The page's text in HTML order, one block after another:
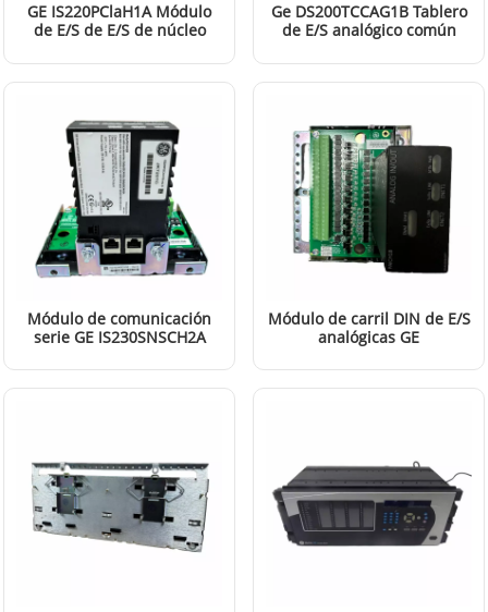
GE IS220PClaH1A Módulo
de E/S de E/S de núcleo
LEER MÁS
Ge DS200TCCAG1B Tablero
de E/S analógico común
LEER MÁS
Módulo de comunicación
serie GE IS230SNSCH2A
LEER MÁS
Módulo de carril DIN de E/S
analógicas GE
LEER MÁS